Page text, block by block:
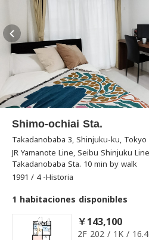
Shimo-ochiai Sta.
Takadanobaba 3, Shinjuku-ku, Tokyo
JR Yamanote Line, Seibu Shinjuku
Takadanobaba Sta. 10 min by walk
1991 / 4 -Historia
1 habitaciones disponibles
￥143,100
2F 202 / 1K /